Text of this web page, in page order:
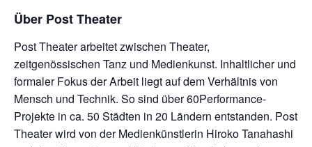
Über Post Theater
Post Theater arbeitet zwischen Theater,
zeitgenössischen Tanz und Medienkunst. Inhaltlicher und
formaler Fokus der Arbeit liegt auf dem Verhältnis von
Mensch und Technik. So sind über 60Performance-
Projekte in ca. 50 Städten in 20 Ländern entstanden. Post
Theater wird von der Medienkünstlerin Hiroko Tanahashi